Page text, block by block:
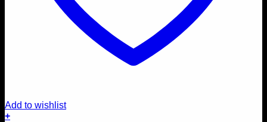
Add to wishlist
+